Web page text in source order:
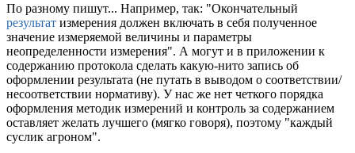
По разному пишут... Например, так: "Окончательный
результат измерения должен включать в себя полученное
значение измеряемой величины и параметры
неопределенности измерения". А могут и в приложении к
содержанию протокола сделать какую-нито запись об
оформлении результата (не путать в выводом о соответствии/
несоответствии нормативу). У нас же нет четкого порядка
оформления методик измерений и контроль за содержанием
оставляет желать лучшего (мягко говоря), поэтому "каждый
суслик агроном".